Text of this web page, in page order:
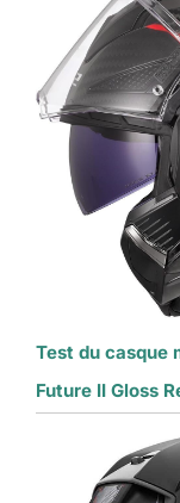
Test du casque
Future II Gloss